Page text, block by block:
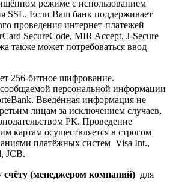
режиме с использованием
SSL. Если Ваш банк поддерживает
проведения интернет-платежей
SecureCode, MIR Accept, J-Secure
также может потребоваться ввод
256-битное шифрование.
персональной информации
Введённая информация не
лицам за исключением случаев,
РК. Проведение
картам осуществляется в строгом
платёжных систем Visa Int.,
JCB.
(менеджером компаний) для